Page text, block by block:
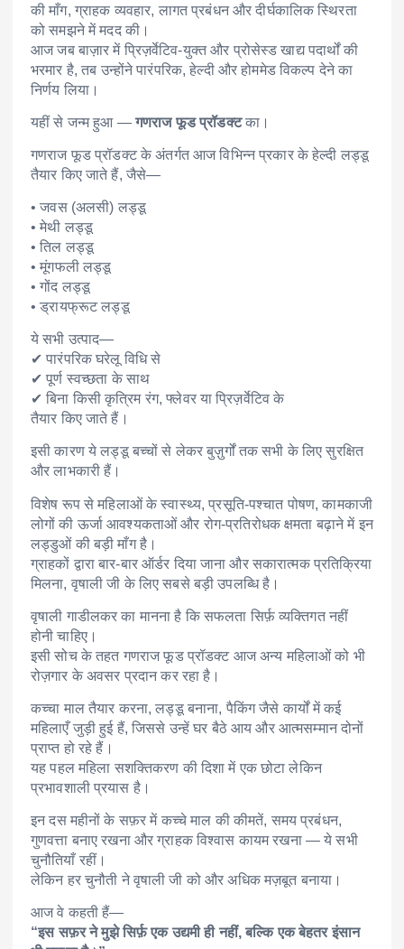
की माँग, ग्राहक व्यवहार, लागत प्रबंधन और दीर्घकालिक स्थिरता
को समझने में मदद की।
आज जब बाज़ार में प्रिज़र्वेटिव-युक्त और प्रोसेस्ड खाद्य पदार्थों की
भरमार है, तब उन्होंने पारंपरिक, हेल्दी और होममेड विकल्प देने का
निर्णय लिया।
यहीं से जन्म हुआ —गणराज फूड प्रॉडक्टका।
गणराज फूड प्रॉडक्ट के अंतर्गत आज विभिन्न प्रकार के हेल्दी लड्डू
तैयार किए जाते हैं, जैसे—
• जवस (अलसी) लड्डू
• मेथी लड्डू
• तिल लड्डू
• मूंगफली लड्डू
• गोंद लड्डू
• ड्रायफ्रूट लड्डू
ये सभी उत्पाद—
✔ पारंपरिक घरेलू विधि से
✔ पूर्ण स्वच्छता के साथ
✔ बिना किसी कृत्रिम रंग, फ्लेवर या प्रिज़र्वेटिव के
तैयार किए जाते हैं।
इसी कारण ये लड्डू बच्चों से लेकर बुज़ुर्गों तक सभी के लिए सुरक्षित
और लाभकारी हैं।
विशेष रूप से महिलाओं के स्वास्थ्य, प्रसूति-पश्चात पोषण, कामकाजी
लोगों की ऊर्जा आवश्यकताओं और रोग-प्रतिरोधक क्षमता बढ़ाने में इन
लड्डुओं की बड़ी माँग है।
ग्राहकों द्वारा बार-बार ऑर्डर दिया जाना और सकारात्मक प्रतिक्रिया
मिलना, वृषाली जी के लिए सबसे बड़ी उपलब्धि है।
वृषाली गाडीलकर का मानना है कि सफलता सिर्फ़ व्यक्तिगत नहीं
होनी चाहिए।
इसी सोच के तहत गणराज फूड प्रॉडक्ट आज अन्य महिलाओं को भी
रोज़गार के अवसर प्रदान कर रहा है।
कच्चा माल तैयार करना, लड्डू बनाना, पैकिंग जैसे कार्यों में कई
महिलाएँ जुड़ी हुई हैं, जिससे उन्हें घर बैठे आय और आत्मसम्मान दोनों
प्राप्त हो रहे हैं।
यह पहल महिला सशक्तिकरण की दिशा में एक छोटा लेकिन
प्रभावशाली प्रयास है।
इन दस महीनों के सफ़र में कच्चे माल की कीमतें, समय प्रबंधन,
गुणवत्ता बनाए रखना और ग्राहक विश्वास कायम रखना — ये सभी
चुनौतियाँ रहीं।
लेकिन हर चुनौती ने वृषाली जी को और अधिक मज़बूत बनाया।
आज वे कहती हैं—
“इस सफ़र ने मुझे सिर्फ़ एक उद्यमी ही नहीं, बल्कि एक बेहतर इंसान